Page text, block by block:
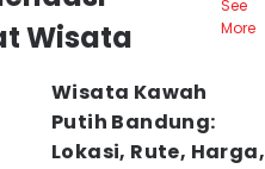
Wisata
See
More
Wisata Kawah
Putih Bandung:
Lokasi, Rute, Harga,